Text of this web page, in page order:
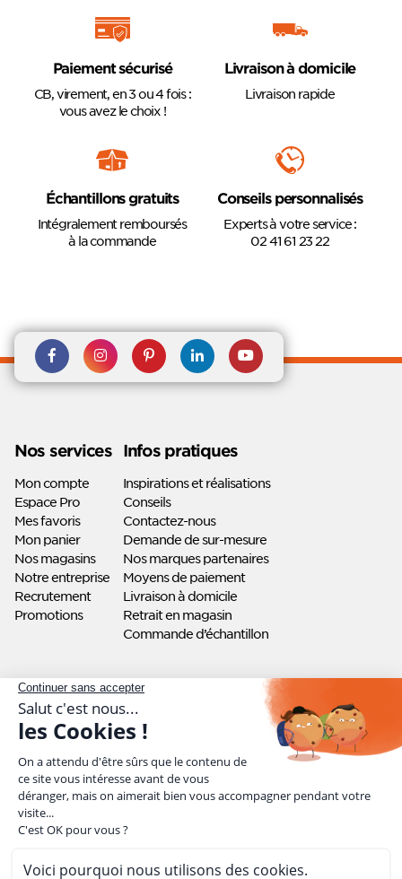
Paiement sécurisé
CB, virement, en 3 ou 4 fois :
vous avez le choix !
Livraison à domicile
Livraison rapide
Échantillons gratuits
Intégralement remboursés
à la commande
Conseils personnalisés
Experts à votre service :
02 41 61 23 22
Rejoignez nous sur Facebook
Suivez-nous sur
Instagram
Suivez-nous sur
Pinterest
Suivez-
nous sur
Suivez-
nous sur
Nos services
Mon compte
Espace Pro
Mes favoris
Mon panier
Nos magasins
Notre entreprise
Recrutement
Promotions
Infos pratiques
Inspirations et réalisations
Conseils
Contactez-nous
Demande de sur-mesure
Nos marques partenaires
Moyens de paiement
Livraison à domicile
Retrait en magasin
Commande d’échantillon
Liens utiles
Mentions légales
Protection des données personnelles
CGU / CGV
Plan du site
Les avis de nos clients